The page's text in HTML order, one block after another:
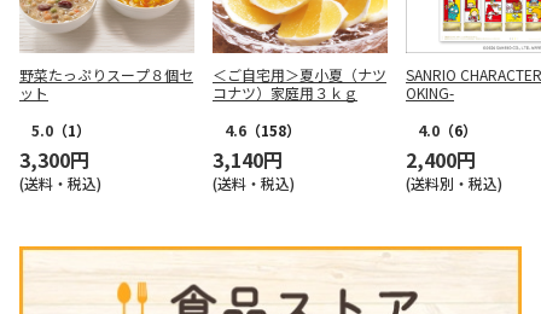
野菜たっぷりスープ８個セ
ット
5.0 （1）
3,300円
(送料・税込)
＜ご自宅用＞夏小夏（ナツ
コナツ）家庭用３ｋｇ
4.6 （158）
3,140円
(送料・税込)
SANRIO
OKING-
4.0 （6）
2,400円
(送料別・税込)